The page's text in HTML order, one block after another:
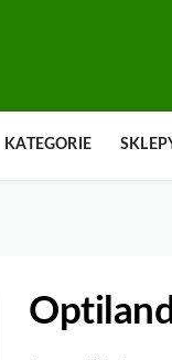
KATEGORIE
Optiland